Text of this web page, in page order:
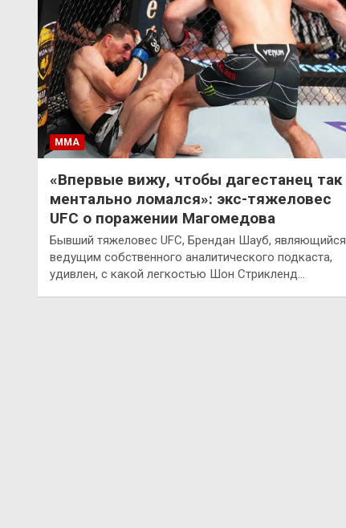
ММА
«Впервые вижу, чтобы дагестанец так
ментально ломался»: экс-тяжеловес
UFC о поражении Магомедова
Бывший тяжеловес UFC, Брендан Шауб, являющийся
ведущим собственного аналитического подкаста,
удивлен, с какой легкостью Шон Стрикленд…